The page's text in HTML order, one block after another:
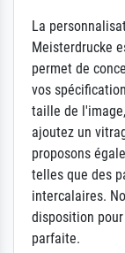
La
Meisterdrucke
permet de
vos
taille de
ajoutez un
proposons
telles que des
intercalaires.
disposition
parfaite.